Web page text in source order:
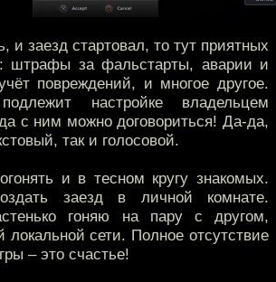
и заезд стартовал, то тут приятных
штрафы за фальстарты, аварии и
повреждений, и многое другое.
настройке владельцем
с ним можно договориться! Да-да,
так и голосовой.
и в тесном кругу знакомых.
заезд в личной комнате.
гоняю на пару с другом,
локальной сети. Полное отсутствие
– это счастье!